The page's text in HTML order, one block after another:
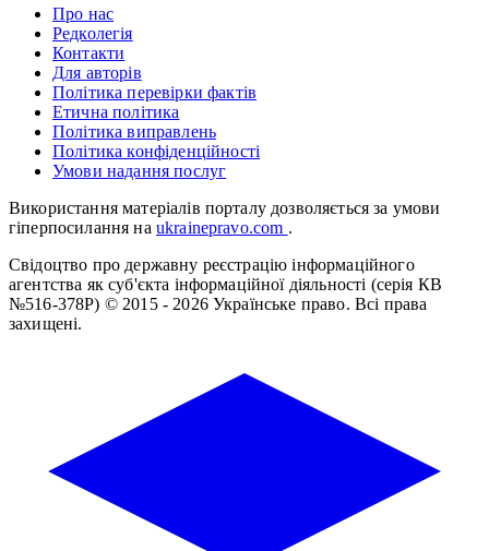
Про нас
Редколегія
Контакти
Для авторів
Політика перевірки фактів
Етична політика
Політика виправлень
Політика конфіденційності
Умови надання послуг
Використання матеріалів порталу дозволяється за умови
гіперпосилання на ukrainepravo.com .
Свідоцтво про державну реєстрацію інформаційного
агентства як суб'єкта інформаційної діяльності (серія КВ
№516-378Р) © 2015 - 2026 Українське право. Всі права
захищені.